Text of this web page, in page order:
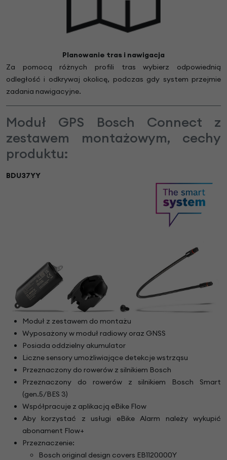
Planowanie tras i nawigacja
Za pomocą różnych profili tras wybierz odpowiednią
odległość i odkrywaj okolicę, podczas gdy system przejmie
zadania nawigacyjne.
Moduł GPS Bosch Connect z
zestawem montażowym, cechy
produktu:
BDU37YY
Moduł z zestawem do montażu
Wyposażony w moduł radiowy oraz GNSS
Posiada oddzielny akumulator
Liczne sensory umożliwiające detekcje wstrząsu
Przeznaczony do rowerów z silnikiem Bosch
Przeznaczony do rowerów z silnikiem Bosch Smart
(gen.5/BES 3)
Współpracuje z aplikacją eBike Flow
Aby korzystać z usługi eBike Alarm należy wykupić
abonament Flow+
Przeznaczenie:
Bosch original design covers EB1120000Y